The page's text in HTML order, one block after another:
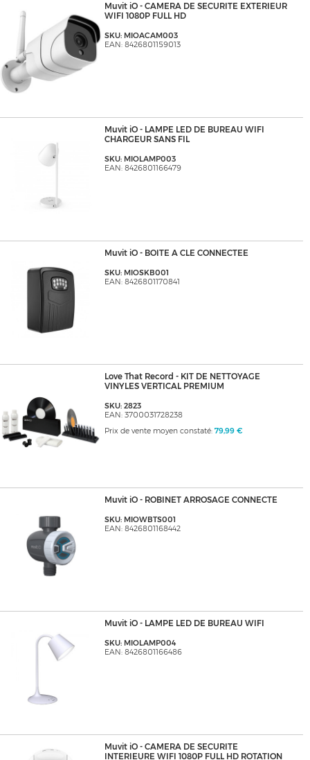
Muvit iO - CAMERA DE SECURITE EXTERIEUR
WIFI 1080P FULL HD
SKU: MIOACAM003
EAN: 8426801159013
Muvit iO - LAMPE LED DE BUREAU WIFI
CHARGEUR SANS FIL
SKU: MIOLAMP003
EAN: 8426801166479
Muvit iO - BOITE A CLE CONNECTEE
SKU: MIOSKB001
EAN: 8426801170841
Love That Record - KIT DE NETTOYAGE
VINYLES VERTICAL PREMIUM
SKU: 2823
EAN: 3700031728238
Prix de vente moyen constaté: 79,99 €
Muvit iO - ROBINET ARROSAGE CONNECTE
SKU: MIOWBTS001
EAN: 8426801168442
Muvit iO - LAMPE LED DE BUREAU WIFI
SKU: MIOLAMP004
EAN: 8426801166486
Muvit iO - CAMERA DE SECURITE
INTERIEURE WIFI 1080P FULL HD ROTATION